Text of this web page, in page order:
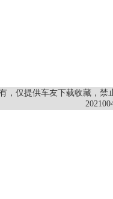
，仅提供车友下载收藏，